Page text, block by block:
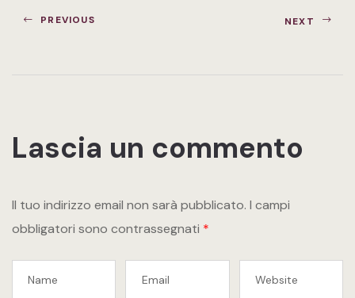
PREVIOUS NEXT
Lascia un commento
Il tuo indirizzo email non sarà pubblicato. I campi
obbligatori sono contrassegnati *